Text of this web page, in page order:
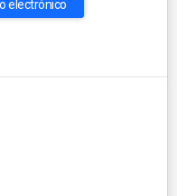
electrónico